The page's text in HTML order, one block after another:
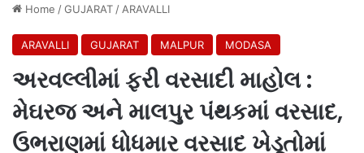
Home /GUJARAT / ARAVALLI
ARAVALLI GUJARAT MALPUR MODASA
અરવલ્લીમાં ફરી વરસાદી માહોલ :
મેઘરજ અને માલપુર પંથકમાં વરસાદ,
ઉભરાણમાં ધોધમાર વરસાદ ખેડૂતોમાં